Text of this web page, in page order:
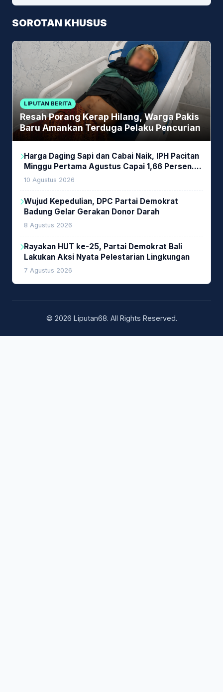
SOROTAN KHUSUS
LIPUTAN BERITA
Resah Porang Kerap Hilang, Warga Pakis
Baru Amankan Terduga Pelaku Pencurian
Harga Daging Sapi dan Cabai Naik, IPH Pacitan
Minggu Pertama Agustus Capai 1,66 Persen.
Ini Penjelasan Kabag Ayub
10 Agustus 2026
Wujud Kepedulian, DPC Partai Demokrat
Badung Gelar Gerakan Donor Darah
8 Agustus 2026
Rayakan HUT ke-25, Partai Demokrat Bali
Lakukan Aksi Nyata Pelestarian Lingkungan
7 Agustus 2026
© 2026 Liputan68. All Rights Reserved.